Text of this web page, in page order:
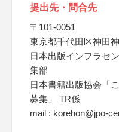
提出先・問合先
〒101-0051
東京都千代田区神田
日本出版インフラセ
集部
日本書籍出版協会「
募集」 TR係
mail : korehon@jpo-